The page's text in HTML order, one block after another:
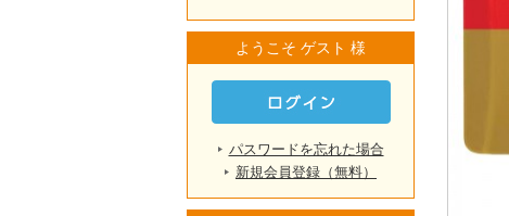
ようこそ ゲスト 様
パスワードを忘れた場合
新規会員登録（無料）